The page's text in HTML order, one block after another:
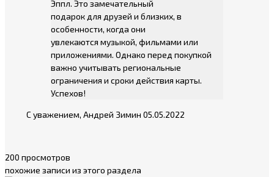
Эппл. Это замечательный
подарок для друзей и близких, в
особенности, когда они
увлекаются музыкой, фильмами или
приложениями. Однако перед покупкой
важно учитывать региональные
ограничения и сроки действия карты.
Успехов!
С уважением, Андрей Зимин 05.05.2022
200 просмотров
похожие записи из этого раздела